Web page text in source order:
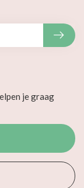
je graag